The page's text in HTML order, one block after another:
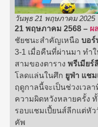
วันพุธ 21 พฤษภาคม 2025
21 พฤษภาคม 2568 – ผ
ชัยชนะสำคัญเหนือ บอร์
3-1 เมื่อคืนที่ผ่านมา ทำ
สามของตาราง พรีเมียร์
โลดแล่นในศึก ยูฟ่า แชม
ฤดูกาลนี้จะเป็นช่วงเวล
ความผิดหวังหลายครั้ง
รอบแชมเปี้ยนส์ลีกแต่หัว
คัพ